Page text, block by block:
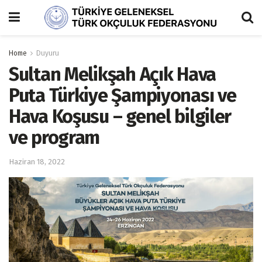
Home Duyuru
Sultan Melikşah Açık Hava
Puta Türkiye Şampiyonası ve
Hava Koşusu – genel bilgiler
ve program
Haziran 18, 2022